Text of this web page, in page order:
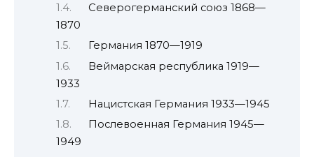
Северогерманский союз 1868—
1870
Германия 1870—1919
Веймарская республика 1919—
1933
Нацистская Германия 1933—1945
Послевоенная Германия 1945—
1949